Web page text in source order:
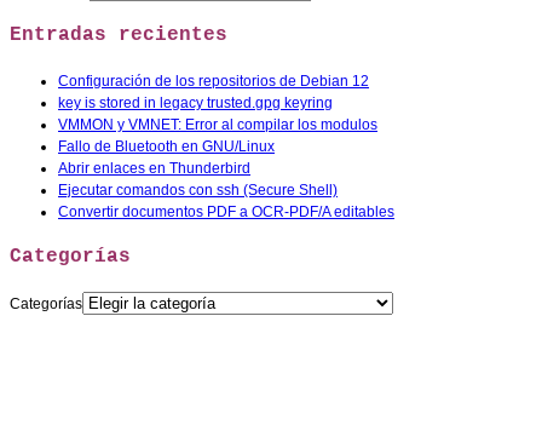
Entradas recientes
Configuración de los repositorios de Debian 12
key is stored in legacy trusted.gpg keyring
VMMON y VMNET: Error al compilar los modulos
Fallo de Bluetooth en GNU/Linux
Abrir enlaces en Thunderbird
Ejecutar comandos con ssh (Secure Shell)
Convertir documentos PDF a OCR-PDF/A editables
Categorías
Categorías